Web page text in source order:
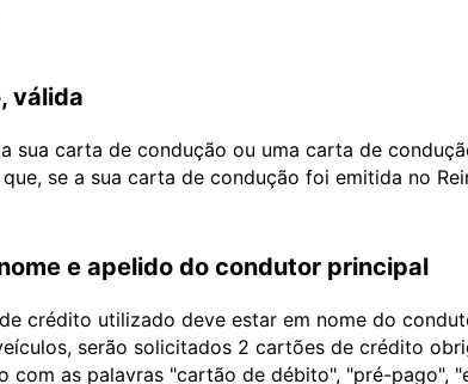
válida
sua carta de condução ou uma carta de
se a sua carta de condução foi emitida no
e apelido do condutor principal
crédito utilizado deve estar em nome do
serão solicitados 2 cartões de crédito
com as palavras "cartão de débito", "pré-pago",